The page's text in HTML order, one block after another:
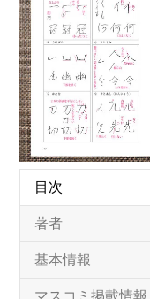
目次
著者
基本情報
マスコミ掲載情報